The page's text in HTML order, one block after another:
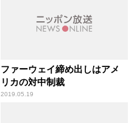
ファーウェイ締め出しはアメ
リカの対中制裁
2019.05.19